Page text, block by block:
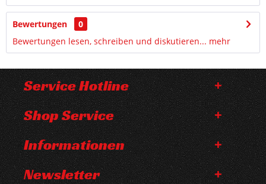
Bewertungen
0
Bewertungen lesen, schreiben und diskutieren... mehr
Service Hotline
Shop Service
Informationen
Newsletter